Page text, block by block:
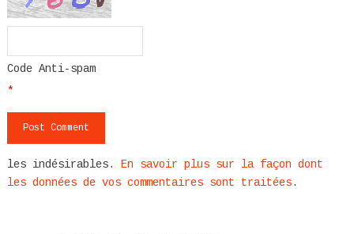
Code Anti-spam
*
les indésirables.
En savoir plus sur la façon dont
les données de vos commentaires sont traitées.